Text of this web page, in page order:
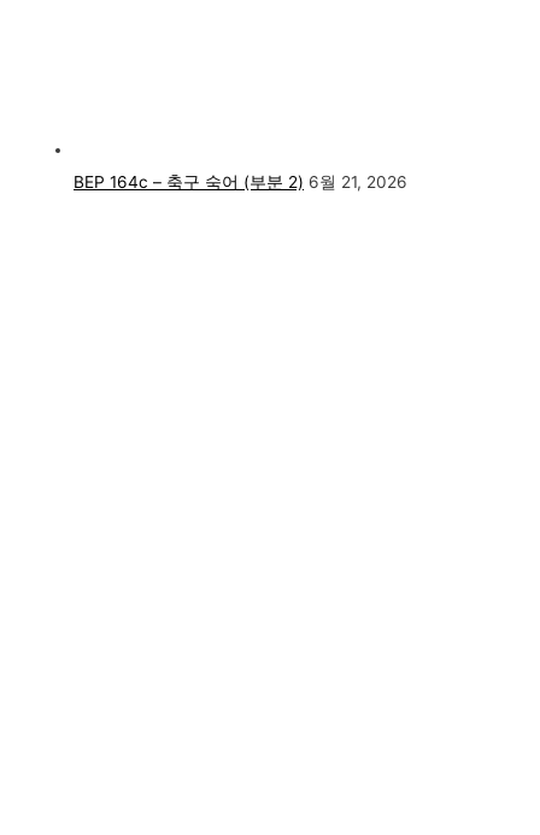
BEP 164c – 축구 숙어 (부분 2) 6월 21, 2026